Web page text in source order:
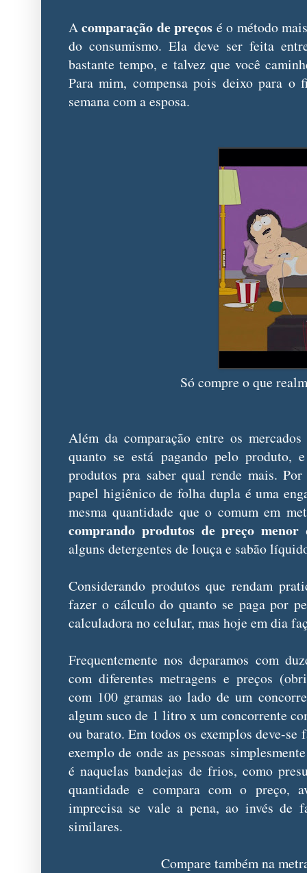
Acomparação de preços é o método
do consumismo. Ela deve ser feita
bastante tempo, e talvez que você
Para mim, compensa pois deixo para o
semana com a esposa.
Só compre o que
Além da comparação entre os
quanto se está pagando pelo produto,
produtos pra saber qual rende mais.
papel higiênico de folha dupla é uma
mesma quantidade que o comum em
comprando produtos de preço menor
alguns detergentes de louça e sabão
Considerando produtos que rendam
fazer o cálculo do quanto se paga por
calculadora no celular, mas hoje em dia
Frequentemente nos deparamos com
com diferentes metragens e preços
com 100 gramas ao lado de um
algum suco de 1 litro x um concorrente
ou barato. Em todos os exemplos deve-
exemplo de onde as pessoas
é naquelas bandejas de frios, como
quantidade e compara com o preço,
imprecisa se vale a pena, ao invés de
similares.
Compare também na